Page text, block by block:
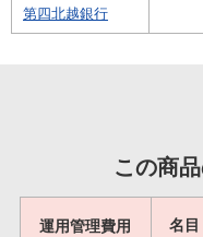
第四北越銀行
この商
運用管理費用
名目